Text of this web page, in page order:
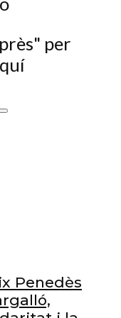
per
Penedès